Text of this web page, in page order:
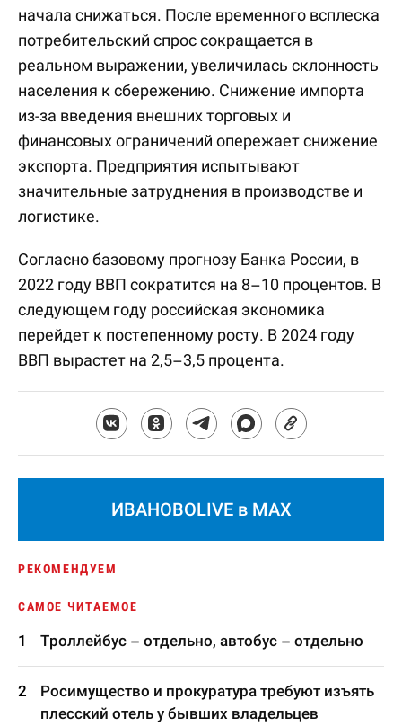
начала снижаться. После временного всплеска
потребительский спрос сокращается в
реальном выражении, увеличилась склонность
населения к сбережению. Снижение импорта
из-за введения внешних торговых и
финансовых ограничений опережает снижение
экспорта. Предприятия испытывают
значительные затруднения в производстве и
логистике.
Согласно базовому прогнозу Банка России, в
2022 году ВВП сократится на 8–10 процентов. В
следующем году российская экономика
перейдет к постепенному росту. В 2024 году
ВВП вырастет на 2,5–3,5 процента.
ИВАНОВОLIVE в MAX
РЕКОМЕНДУЕМ
САМОЕ ЧИТАЕМОЕ
Троллейбус – отдельно, автобус – отдельно
Росимущество и прокуратура требуют изъять
плесский отель у бывших владельцев